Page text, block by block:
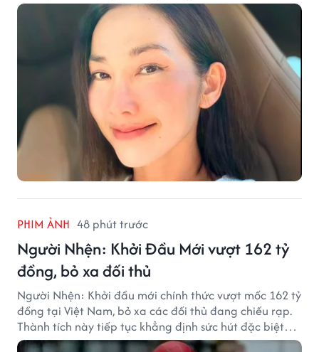
PHIM ẢNH 48 phút trước
Người Nhện: Khởi Đầu Mới vượt 162 tỷ
đồng, bỏ xa đối thủ
Người Nhện: Khởi đầu mới chính thức vượt mốc 162 tỷ
đồng tại Việt Nam, bỏ xa các đối thủ đang chiếu rạp.
Thành tích này tiếp tục khẳng định sức hút đặc biệt
của thương hiệu Người Nhện với khán giả.